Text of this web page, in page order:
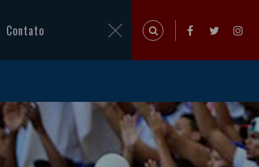
Contato